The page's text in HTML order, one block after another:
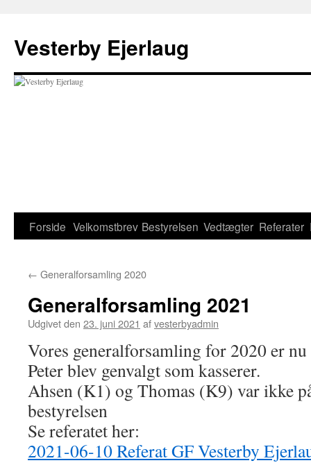
indhold
Vesterby Ejerlaug
Forside Velkomstbrev Bestyrelsen Vedtægter Referater
← Generalforsamling 2020
Generalforsamling 2021
Udgivet den 23. juni 2021 afvesterbyadmin
Vores generalforsamling for 2020 er
Peter blev genvalgt som kasserer.
Ahsen (K1) og Thomas (K9) var ikke
bestyrelsen
Se referatet her:
2021-06-10 Referat GF Vesterby